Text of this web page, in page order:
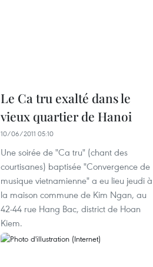
Le Ca tru exalté dans le
vieux quartier de Hanoi
10/06/2011 05:10
Une soirée de "Ca tru" (chant des
courtisanes) baptisée "Convergence de
musique vietnamienne" a eu lieu jeudi à
la maison commune de Kim Ngan, au
42-44 rue Hang Bac, district de Hoan
Kiem.